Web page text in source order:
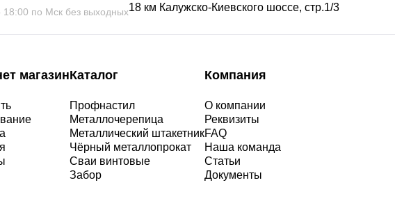
18:00 по Мск без выходных18 км Калужско-Киевского шоссе, стр.1/3
магазинКаталог
Профнастил
Металлочерепица
Металлический штакетник
Чёрный металлопрокат
Сваи винтовые
Забор
Компания
О компании
Реквизиты
FAQ
Наша команда
Статьи
Документы